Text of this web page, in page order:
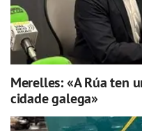
Merelles: «A Rúa ten
cidade galega»